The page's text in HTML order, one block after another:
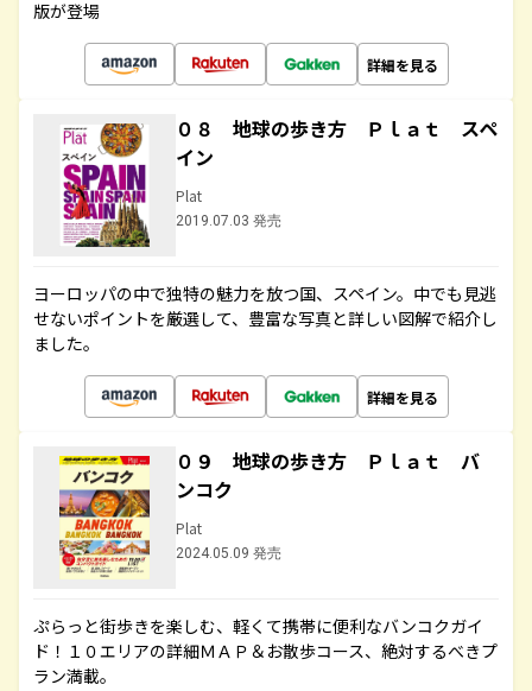
版が登場
詳細を見る
０８ 地球の歩き方 Ｐｌａｔ スペ
イン
Plat
2019.07.03 発売
ヨーロッパの中で独特の魅力を放つ国、スペイン。中でも見逃
せないポイントを厳選して、豊富な写真と詳しい図解で紹介し
ました。
詳細を見る
０９ 地球の歩き方 Ｐｌａｔ バ
ンコク
Plat
2024.05.09 発売
ぷらっと街歩きを楽しむ、軽くて携帯に便利なバンコクガイ
ド！１０エリアの詳細ＭＡＰ＆お散歩コース、絶対するべきプ
ラン満載。